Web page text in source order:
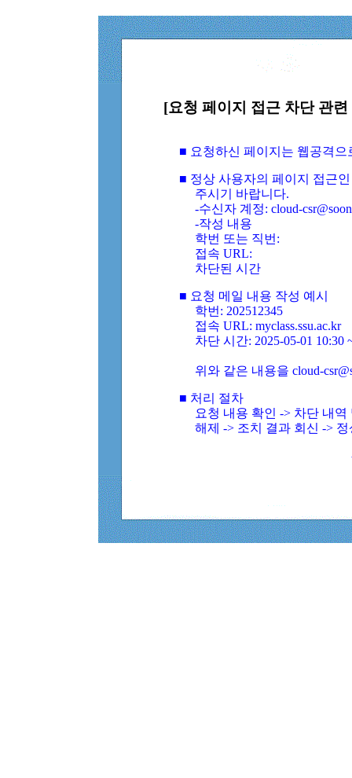
[요청 페이지 접근 차단 관
■ 요청하신 페이지는 웹공격
■ 정상 사용자의 페이지 접근
주시기 바랍니다.
-수신자 계정: cloud-
-작성 내용
학번 또는 직번:
접속 URL:
차단된 시간
■ 요청 메일 내용 작성 예시
학번: 202512345
접속 URL: myclass.ssu.ac.kr
차단 시간: 2025-05-01 10:30
위와 같은 내용을 cloud-
■ 처리 절차
요청 내용 확인 -> 차단 내
해제 -> 조치 결과 회신 ->